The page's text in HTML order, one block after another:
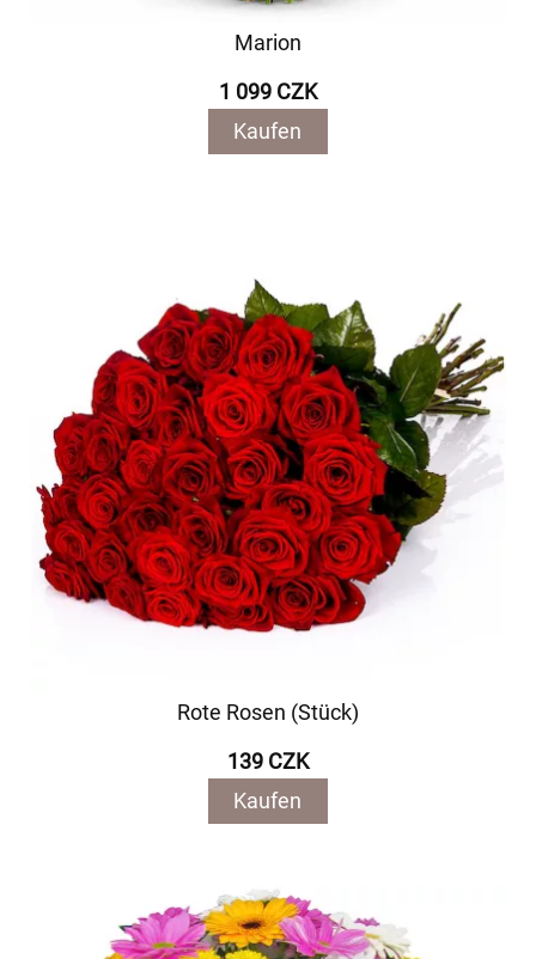
Marion
1 099 CZK
Kaufen
Rote Rosen (Stück)
139 CZK
Kaufen